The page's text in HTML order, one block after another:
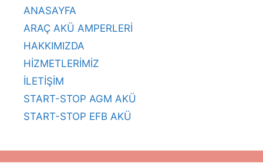
ANASAYFA
ARAÇ AKÜ AMPERLERİ
HAKKIMIZDA
HİZMETLERİMİZ
İLETİŞİM
START-STOP AGM AKÜ
START-STOP EFB AKÜ